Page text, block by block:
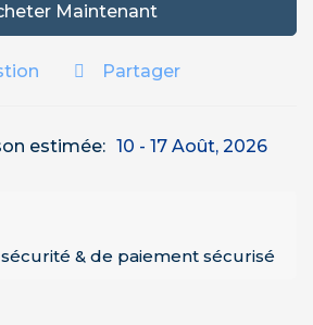
Maintenant
Partager
estimée: 10 - 17 Août, 2026
& de paiement sécurisé